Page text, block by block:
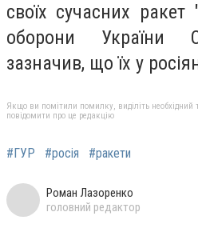
своїх сучасних ракет
оборони України
зазначив, що їх у
Якщо ви помітили помилку, виділіть необхідний
повідомити про це редакцію
#ГУР #росія #ракети
Роман Лазоренко
головний редактор